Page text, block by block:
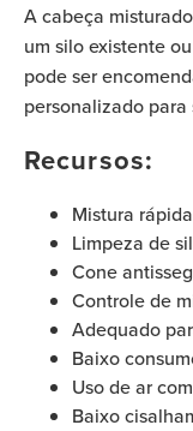
A cabeça
um silo existente
pode ser
personalizado
Recursos:
Mistura
Limpeza de
Cone
Controle de
Adequado
Baixo
Uso de ar
Baixo